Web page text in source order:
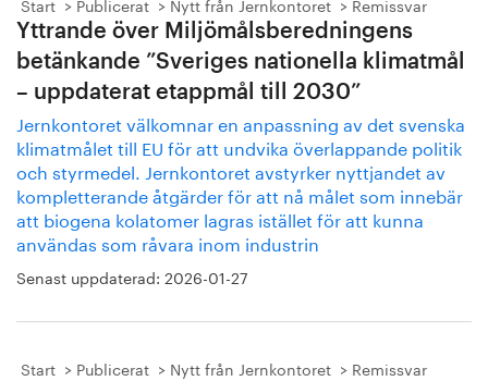
Yttrande över Miljömålsberedningens
betänkande ”Sveriges nationella klimatmål
– uppdaterat etappmål till 2030”
Jernkontoret välkomnar en anpassning av det svenska
klimatmålet till EU för att undvika överlappande politik
och styrmedel. Jernkontoret avstyrker nyttjandet av
kompletterande åtgärder för att nå målet som innebär
att biogena kolatomer lagras istället för att kunna
användas som råvara inom industrin
Senast uppdaterad: 2026-01-27
Start Publicerat Nytt från Jernkontoret Remissvar